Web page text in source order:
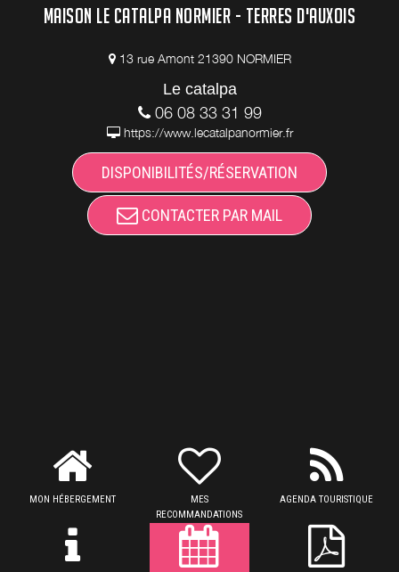
MAISON LE CATALPA NORMIER - TERRES D'AUXOIS
13 rue Amont 21390 NORMIER
Le catalpa
06 08 33 31 99
https://www.lecatalpanormier.fr
DISPONIBILITÉS/RÉSERVATION
CONTACTER PAR MAIL
MON HÉBERGEMENT
MES
RECOMMANDATIONS
AGENDA TOURISTIQUE